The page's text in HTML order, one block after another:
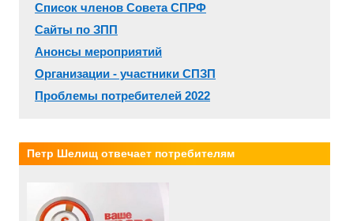
Список членов Совета СПРФ
Сайты по ЗПП
Анонсы мероприятий
Организации - участники СПЗП
Проблемы потребителей 2022
Петр Шелищ отвечает потребителям